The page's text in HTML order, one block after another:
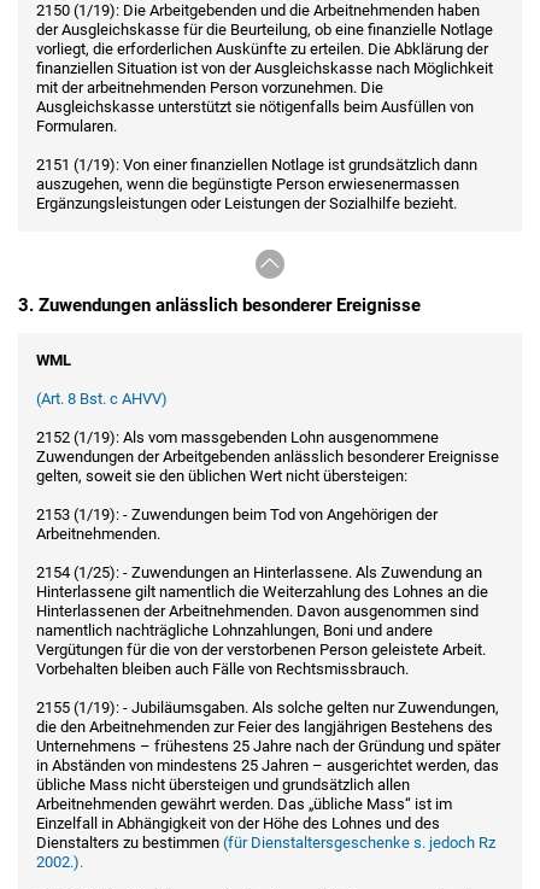
2150 (1/19): Die Arbeitgebenden und die Arbeitnehmenden haben
der Ausgleichskasse für die Beurteilung, ob eine finanzielle Notlage
vorliegt, die erforderlichen Auskünfte zu erteilen. Die Abklärung der
finanziellen Situation ist von der Ausgleichskasse nach Möglichkeit
mit der arbeitnehmenden Person vorzunehmen. Die
Ausgleichskasse unterstützt sie nötigenfalls beim Ausfüllen von
Formularen.
2151 (1/19): Von einer finanziellen Notlage ist grundsätzlich dann
auszugehen, wenn die begünstigte Person erwiesenermassen
Ergänzungsleistungen oder Leistungen der Sozialhilfe bezieht.
3. Zuwendungen anlässlich besonderer Ereignisse
WML
(Art. 8 Bst. c AHVV)
2152 (1/19): Als vom massgebenden Lohn ausgenommene
Zuwendungen der Arbeitgebenden anlässlich besonderer Ereignisse
gelten, soweit sie den üblichen Wert nicht übersteigen:
2153 (1/19): - Zuwendungen beim Tod von Angehörigen der
Arbeitnehmenden.
2154 (1/25): - Zuwendungen an Hinterlassene. Als Zuwendung an
Hinterlassene gilt namentlich die Weiterzahlung des Lohnes an die
Hinterlassenen der Arbeitnehmenden. Davon ausgenommen sind
namentlich nachträgliche Lohnzahlungen, Boni und andere
Vergütungen für die von der verstorbenen Person geleistete Arbeit.
Vorbehalten bleiben auch Fälle von Rechtsmissbrauch.
2155 (1/19): - Jubiläumsgaben. Als solche gelten nur Zuwendungen,
die den Arbeitnehmenden zur Feier des langjährigen Bestehens des
Unternehmens – frühestens 25 Jahre nach der Gründung und später
in Abständen von mindestens 25 Jahren – ausgerichtet werden, das
übliche Mass nicht übersteigen und grundsätzlich allen
Arbeitnehmenden gewährt werden. Das „übliche Mass“ ist im
Einzelfall in Abhängigkeit von der Höhe des Lohnes und des
Dienstalters zu bestimmen (für Dienstaltersgeschenke s. jedoch Rz
2002.).